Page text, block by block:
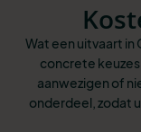
Wat een uitvaart in
concrete
aanwezigen of
onderdeel, zodat